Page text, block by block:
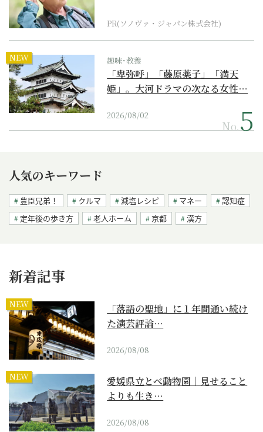
PR(ソノヴァ・ジャパン株式会社)
NEW 趣味･教養
「卑弥呼」「藤原薬子」「満天
姫」。大河ドラマの次なる女性…
2026/08/02
No.
人気のキーワード
豊臣兄弟！ クルマ 減塩レシピ マネー
認知症
定年後の歩き方
老人ホーム 京都 漢方
新着記事
NEW
「落語の聖地」に１年間通い続け
た演芸評論…
2026/08/08
NEW
愛媛県立とべ動物園｜見せること
よりも生き…
2026/08/08